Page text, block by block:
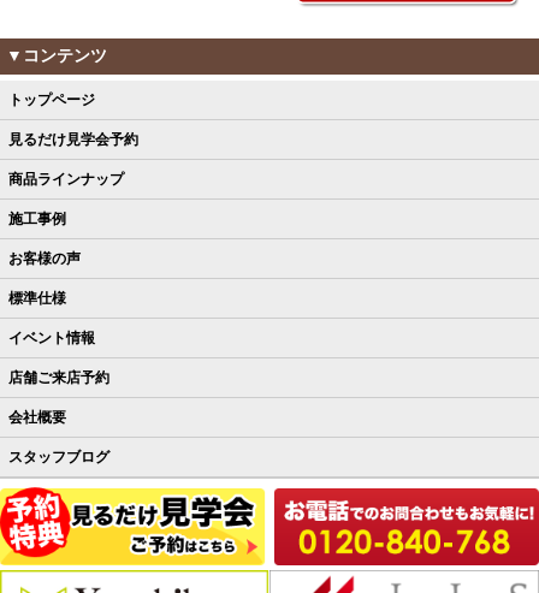
▼コンテンツ
トップページ
見るだけ見学会予約
商品ラインナップ
施工事例
お客様の声
標準仕様
イベント情報
店舗ご来店予約
会社概要
スタッフブログ